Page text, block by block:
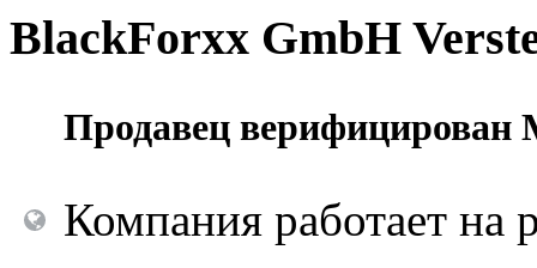
BlackForxx GmbH
Продавец верифицирован
Компания работает на